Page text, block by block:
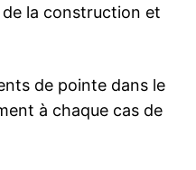
de la construction et
de pointe dans le
à chaque cas de